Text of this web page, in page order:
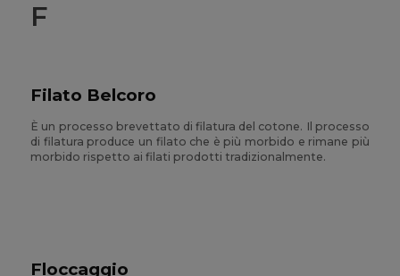
F
Filato Belcoro
È un processo brevettato di filatura del cotone. Il processo
di filatura produce un filato che è più morbido e rimane più
morbido rispetto ai filati prodotti tradizionalmente.
Floccaggio